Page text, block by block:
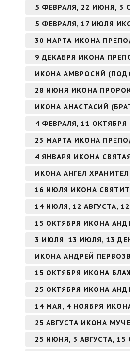
5 ФЕВРАЛЯ, 22 ИЮНЯ, 3
5 ФЕВРАЛЯ, 17 ИЮЛЯ
30 МАРТА ИКОНА
9 ДЕКАБРЯ ИКОНА
ИКОНА АМВРОСИЙ
28 ИЮНЯ ИКОНА
ИКОНА АНАСТАСИЙ
4 ФЕВРАЛЯ, 11
23 МАРТА ИКОНА
4 ЯНВАРЯ ИКОНА
ИКОНА АНГЕЛ
16 ИЮЛЯ ИКОНА
14 ИЮЛЯ, 12 АВГУСТА,
15 ОКТЯБРЯ ИКОНА
3 ИЮЛЯ, 13 ИЮЛЯ, 13
ИКОНА АНДРЕЙ
15 ОКТЯБРЯ ИКОНА
25 ОКТЯБРЯ ИКОНА
14 МАЯ, 4 НОЯБРЯ
25 АВГУСТА ИКОНА
25 ИЮНЯ, 3 АВГУСТА,